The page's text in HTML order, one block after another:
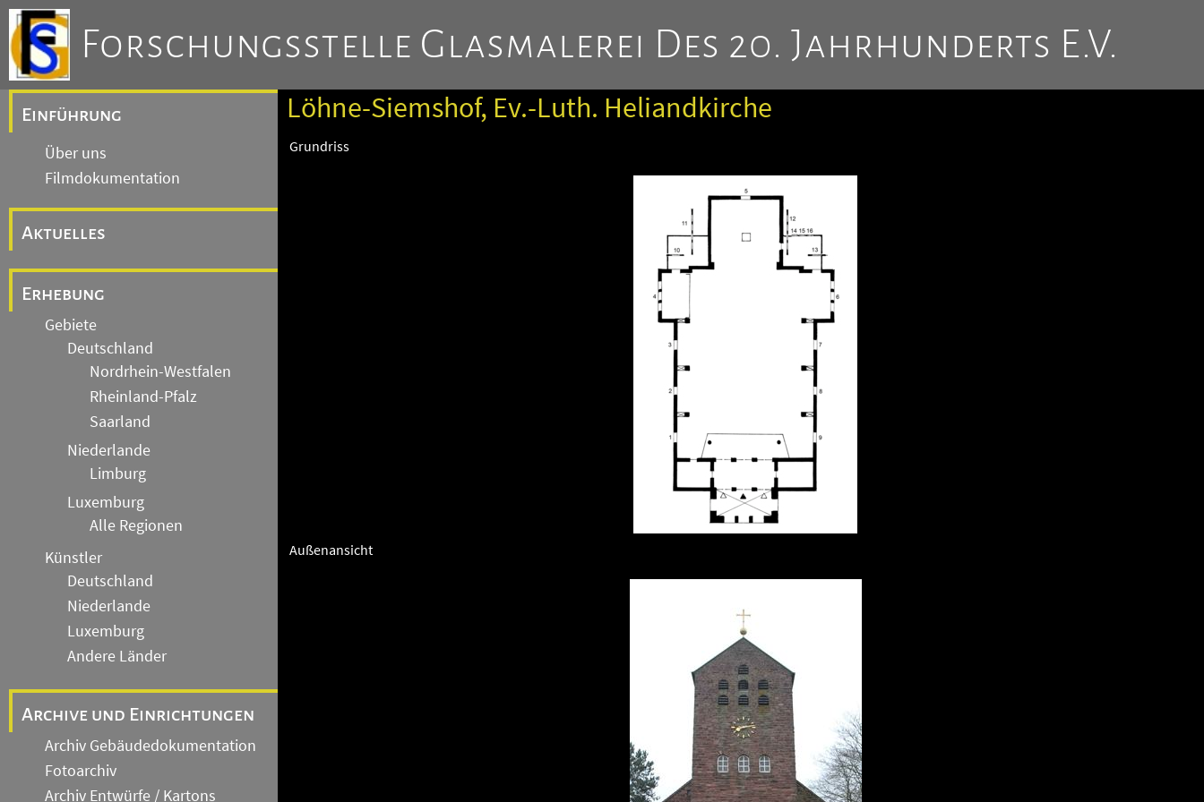
Forschungsstelle Glasmalerei Des 20. Jahrhunderts E.V.
Einführung
Über uns
Filmdokumentation
Aktuelles
Erhebung
Gebiete
Deutschland
Nordrhein-Westfalen
Rheinland-Pfalz
Saarland
Niederlande
Limburg
Luxemburg
Alle Regionen
Künstler
Deutschland
Niederlande
Luxemburg
Andere Länder
Archive und Einrichtungen
Archiv Gebäudedokumentation
Fotoarchiv
Archiv Entwürfe / Kartons
Löhne-Siemshof, Ev.-Luth. Heliandkirche
Grundriss
Außenansicht